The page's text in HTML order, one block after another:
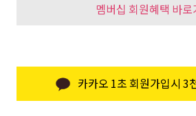
멤버십 회원혜택 바로
카카오 1초 회원가입시 3